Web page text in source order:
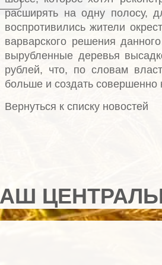
расширять на одну полосу,
воспротивились жители
варварского решения
вырубленные деревья
рублей, что, по словам
больше и создать совершенно
Вернуться к списку новостей